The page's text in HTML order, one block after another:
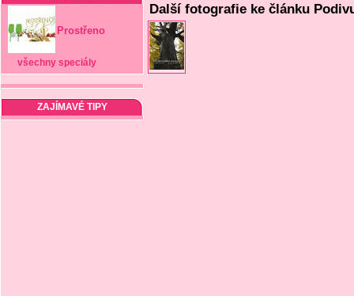
Prostřeno
všechny speciály
ZAJÍMAVÉ TIPY
Další fotografie ke článku